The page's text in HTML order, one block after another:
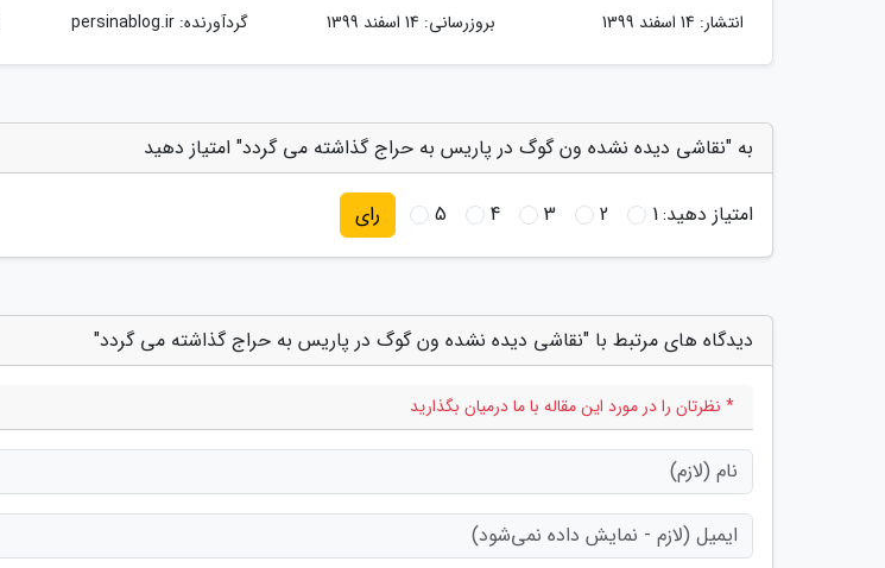
انتشار: 14 اسفند 1399 بروزرسانی: 14 اسفند 1399 گردآورنده:persinablog.ir
به "نقاشی دیده نشده ون گوگ در پاریس به حراج گذاشته می گردد" امتیاز دهید
امتیاز دهید:1
2
3
4
5 رای
دیدگاه های مرتبط با "نقاشی دیده نشده ون گوگ در پاریس به حراج گذاشته می گردد"
* نظرتان را در مورد این مقاله با ما درمیان بگذارید